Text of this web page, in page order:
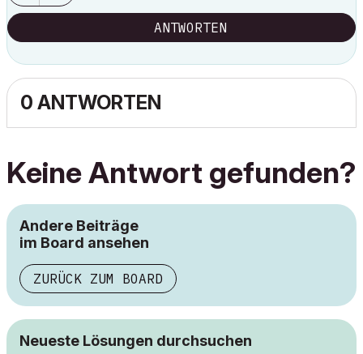
ANTWORTEN
0 ANTWORTEN
Keine Antwort gefunden?
Andere Beiträge
im Board ansehen
ZURÜCK ZUM BOARD
Neueste Lösungen durchsuchen